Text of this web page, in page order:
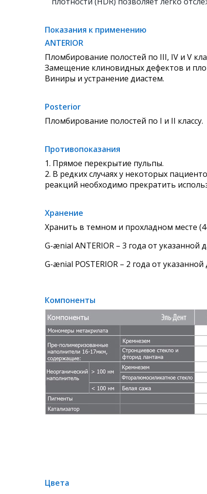
Показания к применению
ANTERIOR
Пломбирование полостей по III, IV и V
Замещение клиновидных дефектов и
Виниры и устранение диастем.
Posterior
Пломбирование полостей по I и II классу.
Противопоказания
1. Прямое перекрытие пульпы.
2. В редких случаях у некоторых
реакций необходимо прекратить
Хранение
Хранить в темном и прохладном месте
G-ænial ANTERIOR – 3 года от указанной
G-ænial POSTERIOR – 2 года от
Компоненты
Цвета